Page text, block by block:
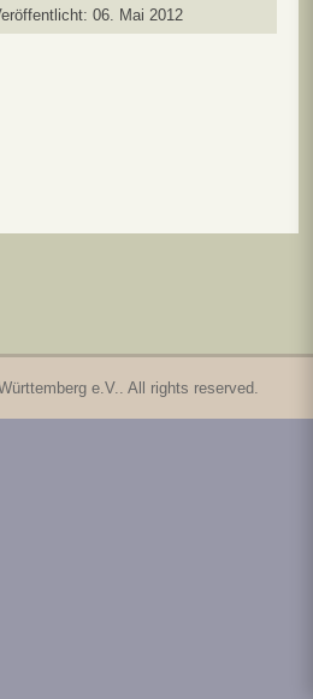
06. Mai 2012
e.V.. All rights reserved.